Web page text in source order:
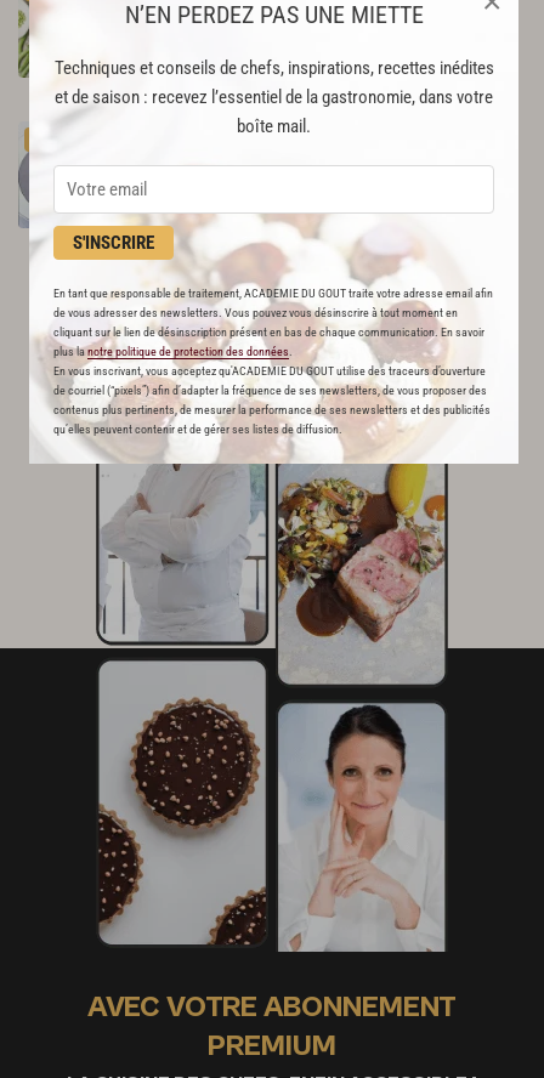
N’EN PERDEZ PAS UNE MIETTE
Techniques et conseils de chefs, inspirations, recettes inédites
et de saison : recevez l’essentiel de la gastronomie, dans votre
boîte mail.
S'INSCRIRE
En tant que responsable de traitement, ACADEMIE DU GOUT traite votre adresse email afin
de vous adresser des newsletters. Vous pouvez vous désinscrire à tout moment en
cliquant sur le lien de désinscription présent en bas de chaque communication. En savoir
plus lanotre politique de protection des données
En vous inscrivant, vous acceptez qu'ACADEMIE DU GOUT utilise des traceurs d’ouverture
de courriel (“pixels”) afin d’adapter la fréquence de ses newsletters, de vous proposer des
contenus plus pertinents, de mesurer la performance de ses newsletters et des publicités
qu’elles peuvent contenir et de gérer ses listes de diffusion.
134
Par
Romain Meder
et 2 autres chefs
desaumon aux
ParAlain Ducasse
CHEF
AVEC VOTRE ABONNEMENT
PREMIUM